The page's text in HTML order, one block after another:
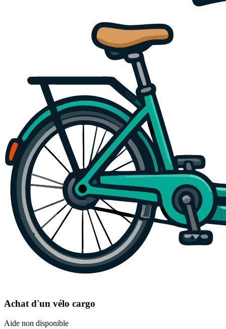
Achat d'un vélo cargo
Aide non disponible